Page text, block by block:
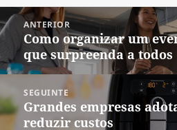
Navegação
de
Post
ANTERIOR
Post
anterior:
Como organizar um
que surpreenda a todos
SEGUINTE
Próximo
post:
Grandes empresas
reduzir custos